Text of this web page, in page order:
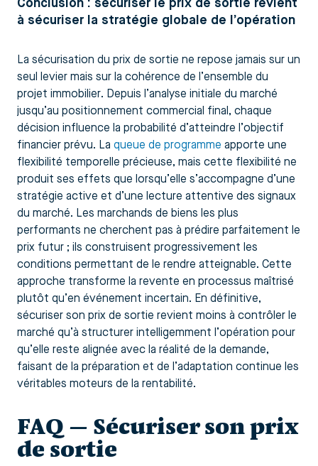
Conclusion : sécuriser le prix de sortie revient
à sécuriser la stratégie globale de l’opération
La sécurisation du prix de sortie ne repose jamais sur un
seul levier mais sur la cohérence de l’ensemble du
projet immobilier. Depuis l’analyse initiale du marché
jusqu’au positionnement commercial final, chaque
décision influence la probabilité d’atteindre l’objectif
financier prévu. La queue de programme apporte une
flexibilité temporelle précieuse, mais cette flexibilité ne
produit ses effets que lorsqu’elle s’accompagne d’une
stratégie active et d’une lecture attentive des signaux
du marché. Les marchands de biens les plus
performants ne cherchent pas à prédire parfaitement le
prix futur ; ils construisent progressivement les
conditions permettant de le rendre atteignable. Cette
approche transforme la revente en processus maîtrisé
plutôt qu’en événement incertain. En définitive,
sécuriser son prix de sortie revient moins à contrôler le
marché qu’à structurer intelligemment l’opération pour
qu’elle reste alignée avec la réalité de la demande,
faisant de la préparation et de l’adaptation continue les
véritables moteurs de la rentabilité.
FAQ — Sécuriser son prix
de sortie